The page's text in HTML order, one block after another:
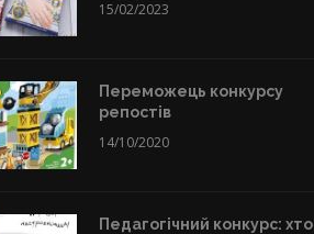
15/02/2023
Переможець конкурсу
репостів
14/10/2020
Педагогічний конкурс: хто